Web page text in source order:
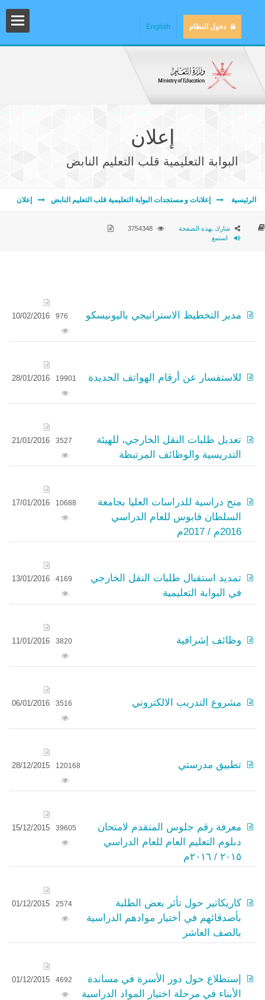
دخول النظام English
إعلان
البوابة التعليمية قلب التعليم النابض
الرئيسية إعلانات و مستجدات البوابة التعليمية قلب التعليم النابض إعلان
شارك بهذه الصفحة
3754348
استمع
مدير التخطيط الاستراتيجي باليونيسكو 976
10/02/2016
للاستفسار عن أرقام الهواتف الجديدة 19901
28/01/2016
تعديل طلبات النقل الخارجي، للهيئة
التدريسية والوظائف المرتبطة
3527
21/01/2016
منح دراسية للدراسات العليا بجامعة
السلطان قابوس للعام الدراسي
2016م / 2017م
10688
17/01/2016
تمديد استقبال طلبات النقل الخارجي
في البوابة التعليمية
4169
13/01/2016
وظائف إشرافية 3820
11/01/2016
مشروع التدريب الالكتروني 3516
06/01/2016
تطبيق مدرستي 120168
28/12/2015
معرفة رقم جلوس المتقدم لامتحان
دبلوم التعليم العام للعام الدراسي
٢٠١٥ / ٢٠١٦م
39605
15/12/2015
كاريكاتير حول تأثر بعض الطلبة
بأصدقائهم في أختيار موادهم الدراسية
بالصف العاشر
2574
01/12/2015
إستطلاع حول دور الأسرة في مساندة
الأبناء في مرحلة اختيار المواد الدراسية
4692
01/12/2015